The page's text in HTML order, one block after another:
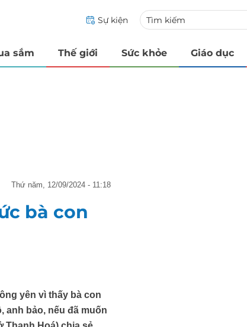
Sự kiện
sắm Thế giới Sức khỏe Giáo dục
thứ năm, 12/09/2024 - 11:18
bà con
yên vì thấy bà con
anh bảo, nếu đã muốn